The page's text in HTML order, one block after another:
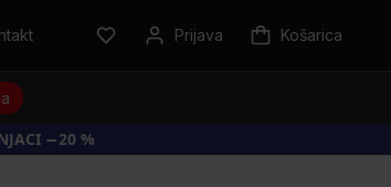
Prijava Košarica
−20 %